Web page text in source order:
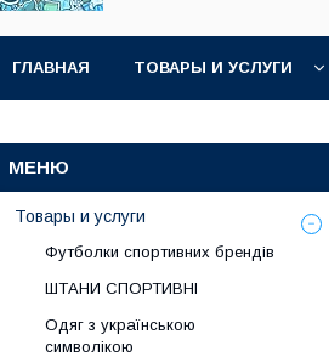
ГЛАВНАЯ ТОВАРЫ И УСЛУГИ
Товары и услуги
Футболки спортивних брендів
ШТАНИ СПОРТИВНІ
Одяг з українською
символікою